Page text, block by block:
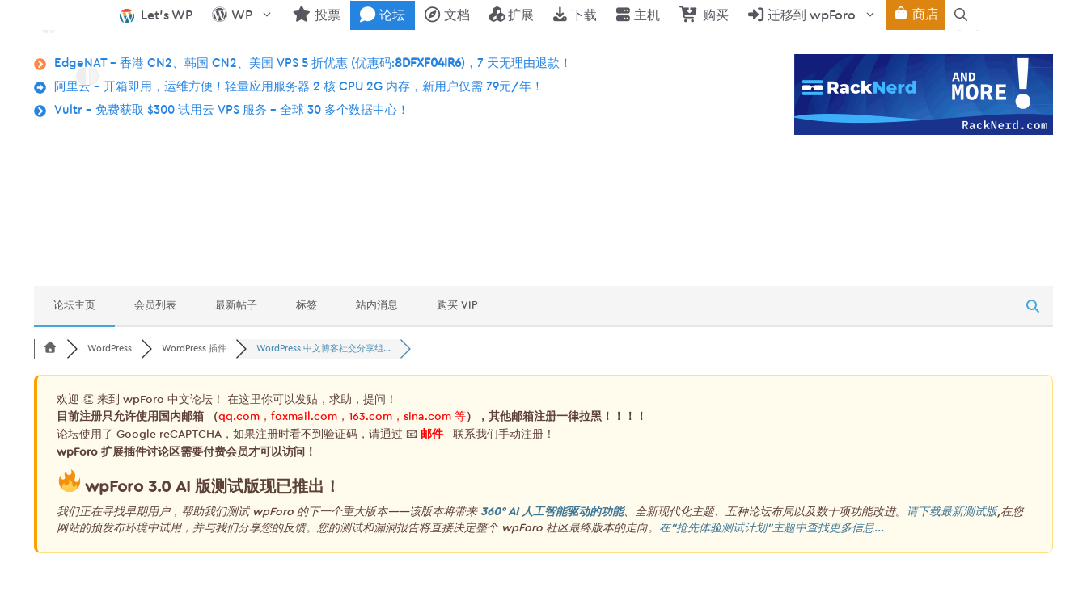
Let’s WP WP 投票 论坛 文档 扩展 下载 主机 购买 迁移到 wpForo 商店
EdgeNAT – 香港 CN2、韩国 CN2、美国 VPS 5 折优惠 (优惠码:8DFXF04IR6)，7 天无理由退款！
阿里云 – 开箱即用，运维方便！轻量应用服务器 2 核 CPU 2G 内存，新用户仅需 79元/年！
Vultr – 免费获取 $300 试用云 VPS 服务 – 全球 30 多个数据中心！
论坛主页 会员列表 最新帖子 标签 站内消息 购买 VIP
WordPress WordPress 插件 WordPress 中文博客社交分享组...
欢迎 👏 来到 wpForo 中文论坛！ 在这里你可以发贴，求助，提问！
目前注册只允许使用国内邮箱 （qq.com，foxmail.com，163.com，sina.com 等），其他邮箱注册一律拉黑！！！！
论坛使用了 Google reCAPTCHA，如果注册时看不到验证码，请通过 📧 邮件联系我们手动注册！
wpForo 扩展插件讨论区需要付费会员才可以访问！
wpForo 3.0 AI 版测试版现已推出！
我们正在寻找早期用户，帮助我们测试 wpForo 的下一个重大版本——该版本将带来 360° AI 人工智能驱动的功能、全新现代化主题、五种论坛布局以及数十项功能改进。 请下载最新测试版,在您
网站的预发布环境中试用，并与我们分享您的反馈。您的测试和漏洞报告将直接决定整个 wpForo 社区最终版本的走向。 在“抢先体验测试计划”主题中查找更多信息...